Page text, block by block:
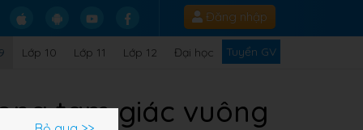
Đăng nhập
Lớp 10 Lớp 11 Lớp 12 Đại học Tuyển GV
tam giác vuông